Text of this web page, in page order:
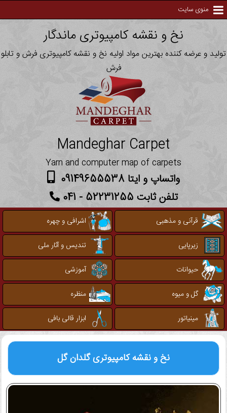
منوی سایت
نخ و نقشه کامپیوتری ماندگار
تولید و عرضه کننده بهترین مواد اولیه نخ و نقشه کامپیوتری فرش و تابلو
فرش
Mandeghar Carpet
Yarn and computer map of carpets
واتساپ و ایتا 09149655538
تلفن ثابت 52231255 - 041
قرآنی و مذهبی
اشرافی و چهره
زیرپایی
تندیس و آثار ملی
حیوانات
آموزشی
گل و میوه
منظره
مینیاتور
ابزار قالی بافی
نخ و نقشه کامپیوتریگلدان گل